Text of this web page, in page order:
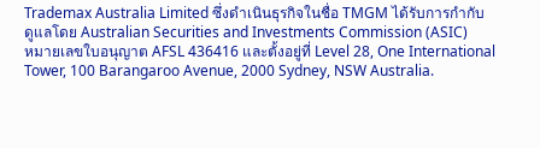
Trademax Australia Limited ซึ่งดำเนินธุรกิจในชื่อ TMGM ได้รับการกำกับ
ดูแลโดย Australian Securities and Investments Commission (ASIC)
หมายเลขใบอนุญาต AFSL 436416 และตั้งอยู่ที่ Level 28, One International
Tower, 100 Barangaroo Avenue, 2000 Sydney, NSW Australia.